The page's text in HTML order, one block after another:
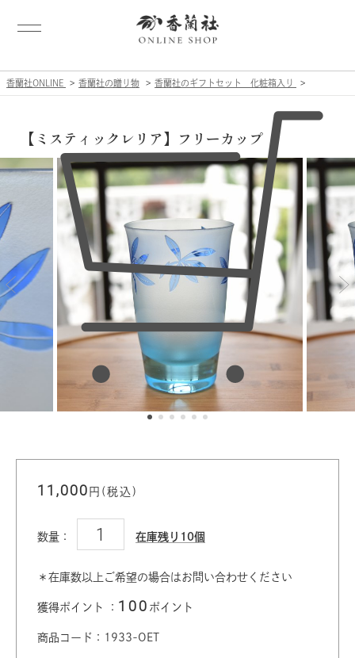
香蘭社ONLINE 香蘭社の贈り物 香蘭社のギフトセット 化粧箱入り
【ミスティックレリア】フリーカップ
11,000 円(税込)
数量： 在庫残り10個
＊在庫数以上ご希望の場合はお問い合わせください
獲得ポイント ： 100 ポイント
商品コード：1933-OET